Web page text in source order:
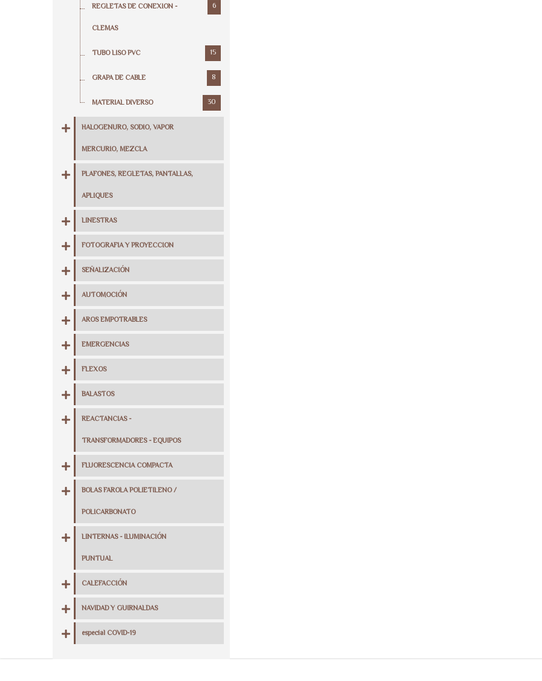
REGLETAS DE CONEXION -
CLEMAS
6
TUBO LISO PVC 15
GRAPA DE CABLE 8
MATERIAL DIVERSO 30
HALOGENURO, SODIO, VAPOR
MERCURIO, MEZCLA
PLAFONES, REGLETAS, PANTALLAS,
APLIQUES
LINESTRAS
FOTOGRAFIA Y PROYECCION
SEÑALIZACIÓN
AUTOMOCIÓN
AROS EMPOTRABLES
EMERGENCIAS
FLEXOS
BALASTOS
REACTANCIAS -
TRANSFORMADORES - EQUIPOS
FLUORESCENCIA COMPACTA
BOLAS FAROLA POLIETILENO /
POLICARBONATO
LINTERNAS - ILUMINACIÓN
PUNTUAL
CALEFACCIÓN
NAVIDAD Y GUIRNALDAS
especial COVID-19